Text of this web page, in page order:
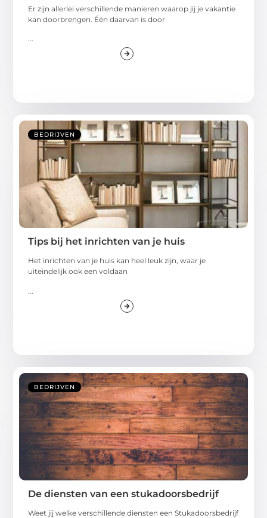
Er zijn allerlei verschillende manieren waarop jij je vakantie
kan doorbrengen. Één daarvan is door
...
BEDRIJVEN
Tips bij het inrichten van je huis
Het inrichten van je huis kan heel leuk zijn, waar je
uiteindelijk ook een voldaan
BEDRIJVEN
De diensten van een stukadoorsbedrijf
Weet jij welke verschillende diensten een Stukadoorsbedrijf